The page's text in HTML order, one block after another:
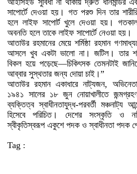
সাপোর্টে দেওয়া হয়। গত পরশু দিন তার
হলে লাইফ সাপোর্ট খুলে দেওয়া হয়।
অবনতি হলে তাকে লাইফ সাপোর্টে নেওয়া হয়।
আতাউর রহমানের মেয়ে শর্মিষ্ঠা রহমান
আসলে খুব একটা ভালো না। জটিল। তার
বিকল হয়ে পড়েছে—চিকিৎসক তেমনটাই
আব্বার সুস্থতার জন্য দোয়া চাই।”
আতাউর রহমান একাধারে নাট্যজন,
১৯৪১ সালের ১৮ জুন নোয়াখালীতে
ব্যক্তিত্ব স্বাধীনতাযুদ্ধ-পরবর্তী
হিসেবে পরিচিত। দেশের সংস্কৃতি ও
স্বীকৃতিস্বরূপ একুশে পদক ও স্বাধীনতা পদক
Tag :